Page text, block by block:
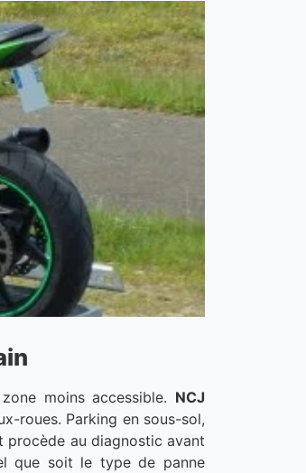
moins accessible. NCJ
roues. Parking en sous-sol,
procède au diagnostic avant
que soit le type de panne